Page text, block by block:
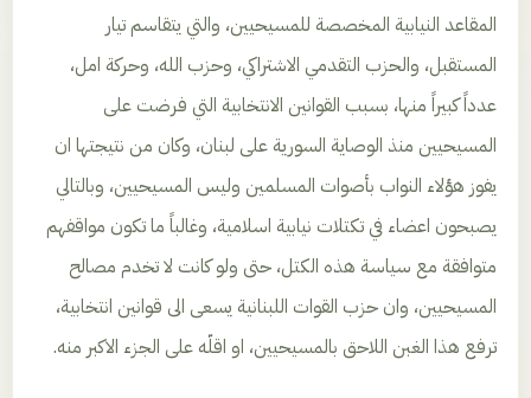
المقاعد النيابية المخصصة للمسيحيين، والتي يتقاسم تيار
المستقبل، والحزب التقدمي الاشتراكي، وحزب الله، وحركة امل،
عدداً كبيراً منها، بسبب القوانين الانتخابية التي فرضت على
المسيحيين منذ الوصاية السورية على لبنان، وكان من نتيجتها ان
يفوز هؤلاء النواب بأصوات المسلمين وليس المسيحيين، وبالتالي
يصبحون اعضاء في تكتلات نيابية اسلامية، وغالباً ما تكون مواقفهم
متوافقة مع سياسة هذه الكتل، حتى ولو كانت لا تخدم مصالح
المسيحيين، وان حزب القوات اللبنانية يسعى الى قوانين انتخابية،
ترفع هذا الغبن اللاحق بالمسيحيين، او اقلّه على الجزء الاكبر منه.